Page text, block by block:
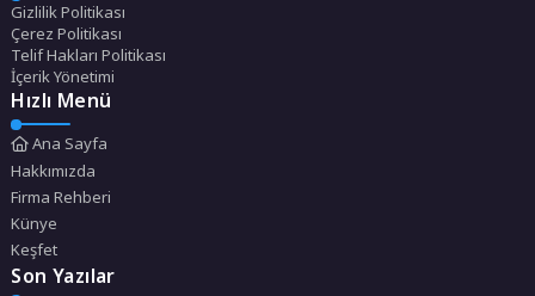
Gizlilik Politikası
Çerez Politikası
Telif Hakları Politikası
İçerik Yönetimi
Hızlı Menü
Ana Sayfa
Hakkımızda
Firma Rehberi
Künye
Keşfet
Son Yazılar